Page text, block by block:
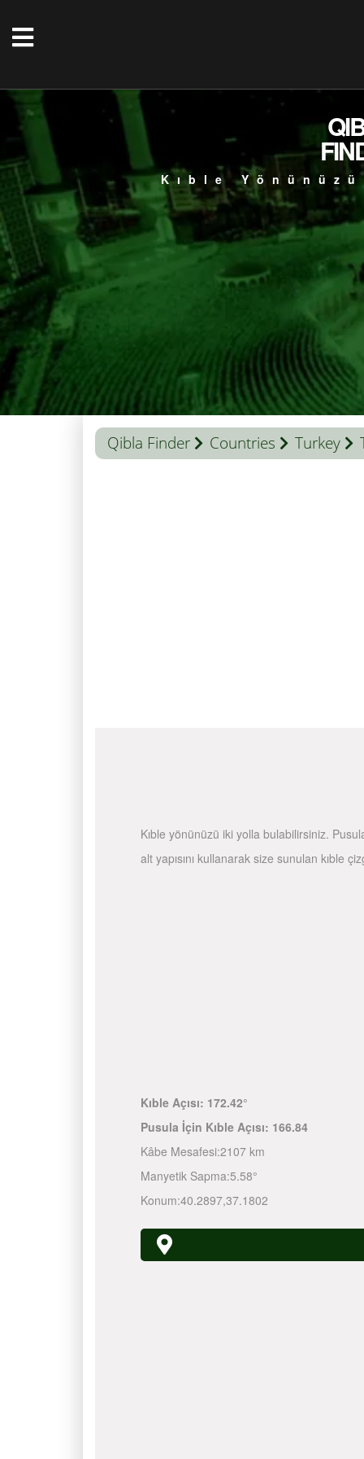
Kıble
Qibla Finder Countries Turkey
Kıble yönünüzü iki yolla bulabilirsiniz.
alt yapısını kullanarak size sunulan kıble
Kıble Açısı: 172.42°
Pusula İçin Kıble Açısı: 166.84
Kâbe Mesafesi:2107 km
Manyetik Sapma:5.58°
Konum:40.2897,37.1802